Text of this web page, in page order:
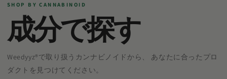
SHOP BY CANNABINOID
成分で探す
Weedyyz®︎で取り扱うカンナビノイドから、 あなたに合ったプロ
ダクトを見つけてください。